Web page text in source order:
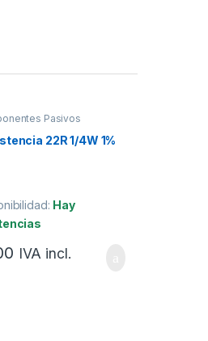
Pasivos
22R 1/4W 1%
Hay
IVA incl.